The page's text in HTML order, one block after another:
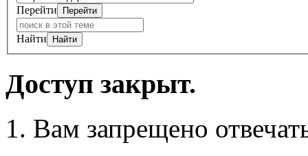
Перейти
Найти
Доступ закрыт.
Вам запрещено